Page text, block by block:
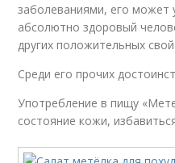
заболеваниями, его может
абсолютно здоровый
других положительных
Среди его прочих
Употребление в пищу
состояние кожи,